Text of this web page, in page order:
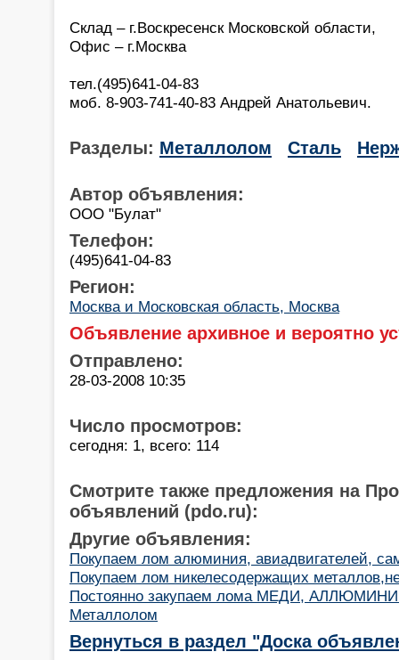
Склад – г.Воскресенск Московской области,
Офис – г.Москва
тел.(495)641-04-83
моб. 8-903-741-40-83 Андрей Анатольевич.
Разделы: Металлолом Сталь
Автор объявления:
ООО "Булат"
Телефон:
(495)641-04-83
Регион:
Москва и Московская область, Москва
Объявление архивное и вероятно
Отправлено:
28-03-2008 10:35
Число просмотров:
сегодня: 1, всего: 114
Смотрите также предложения на
объявлений (pdo.ru):
Другие объявления:
Покупаем лом алюминия, авиадвигателей,
Покупаем лом никелесодержащих
Постоянно закупаем лома МЕДИ,
Металлолом
Вернуться в раздел "Доска